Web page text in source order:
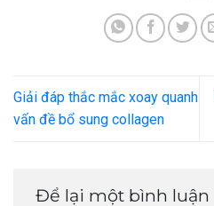
Giải đáp thắc mắc xoay quanh
vấn đề bổ sung collagen
Để lại một bình luận